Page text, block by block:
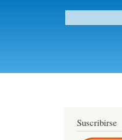
Formulario de
Suscribirse